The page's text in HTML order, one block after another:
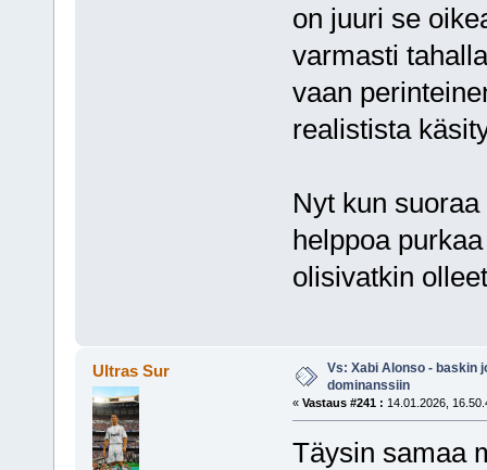
on juuri se
varmasti
vaan
realistista
Nyt kun
helppoa
olisivatkin
Ultras Sur
Vs: Xabi Alonso - baskin
dominanssiin
« Vastaus #241 : 14.01.2026,
Täysin samaa